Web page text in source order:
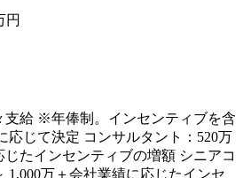
円
支給 ※年俸制。インセンティブを含
応じて決定 コンサルタント：520万
じたインセンティブの増額 シニアコ
1,000万＋会社業績に応じたインセ